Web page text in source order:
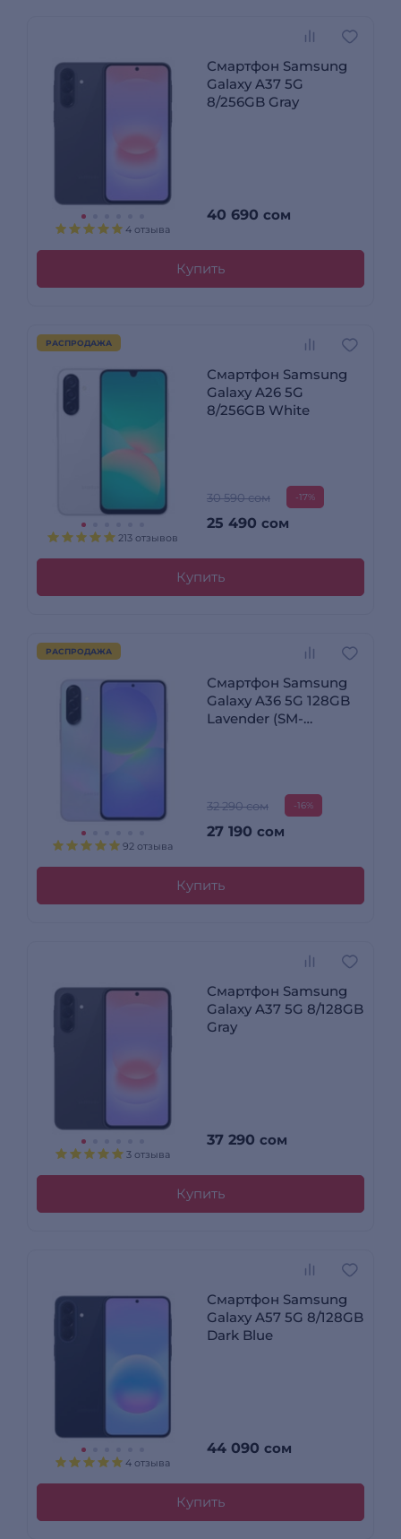
4 отзыва
Смартфон Samsung
Galaxy A37 5G
8/256GB Gray
40 690 сом
Купить
РАСПРОДАЖА
213 отзывов
Смартфон Samsung
Galaxy A26 5G
8/256GB White
30 590 сом -17%
25 490 сом
Купить
РАСПРОДАЖА
92 отзыва
Смартфон Samsung
Galaxy A36 5G 128GB
Lavender (SM-
32 290 сом -16%
27 190 сом
Купить
3 отзыва
Смартфон Samsung
Galaxy A37 5G 8/128GB
Gray
37 290 сом
Купить
4 отзыва
Смартфон Samsung
Galaxy A57 5G 8/128GB
Dark Blue
44 090 сом
Купить